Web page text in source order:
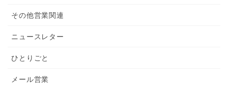
その他営業関連
ニュースレター
ひとりごと
メール営業